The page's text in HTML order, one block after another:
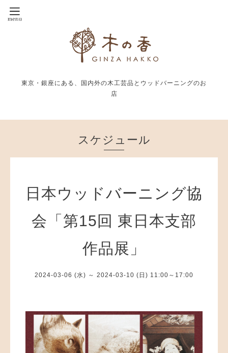
東京・銀座にある、国内外の木工芸品とウッドバーニングのお
店
スケジュール
日本ウッドバーニング協
会「第15回 東日本支部
作品展」
2024-03-06 (水) ～ 2024-03-10 (日) 11:00～17:00